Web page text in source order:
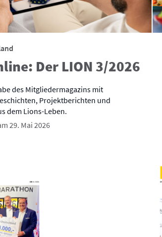
Der LION 3/2026
des Mitgliedermagazins mit
Projektberichten und
dem Lions-Leben.
29. Mai 2026